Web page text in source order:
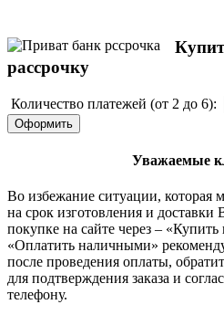
рассрочку
Количество платежей (от 2 до 6):
Уважаемые
Во избежание ситуации, которая
на срок изготовления и доставки
покупке на сайте через – «Купить
«Оплатить наличными»
после проведения оплаты,
для подтверждения заказа и
телефону.